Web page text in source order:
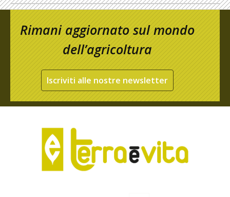
Rimani aggiornato sul mondo
dell’agricoltura
Iscriviti alle nostre newsletter